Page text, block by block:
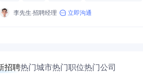
李先生·招聘经理
立即沟通
招聘热门城市热门职位热门公司